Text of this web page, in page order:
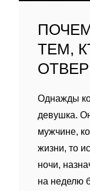
ТЕМ,
Однажды
девушка.
мужчине,
жизни, то
ночи,
на неделю